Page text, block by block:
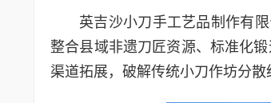
英吉沙小刀手工艺品制作有
整合县域非遗刀匠资源、标准化
渠道拓展，破解传统小刀作坊分散